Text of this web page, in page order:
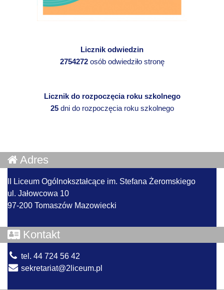
Licznik odwiedzin
2754272osób odwiedziło stronę
Licznik do rozpoczęcia roku szkolnego
25dni do rozpoczęcia roku szkolnego
Adres
II Liceum Ogólnokształcące im. Stefana Żeromskiego
ul. Jałowcowa 10
97-200 Tomaszów Mazowiecki
Kontakt
tel. 44 724 56 42
sekretariat@2liceum.pl